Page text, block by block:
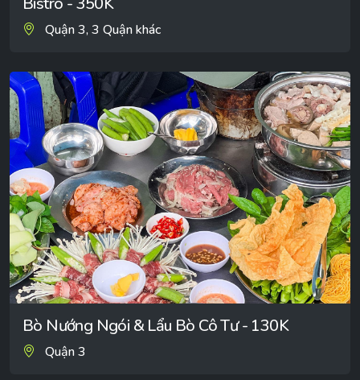
Quận 3, 3 Quận khác
Bò Nướng Ngói & Lẩu Bò Cô Tư - 130K
Quận 3